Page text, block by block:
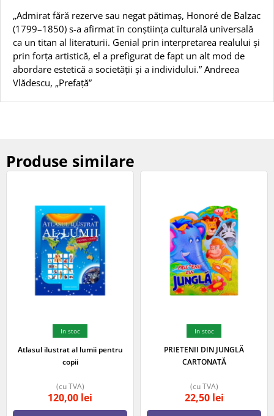
„Admirat fără rezerve sau negat pătimaș, Honoré de Balzac
(1799–1850) s-a afirmat în conștiința culturală universală
ca un titan al literaturii. Genial prin interpretarea realului și
prin forța artistică, el a prefigurat de fapt un alt mod de
abordare estetică a societății și a individului.” Andreea
Vlădescu, „Prefață”
Produse similare
In stoc
Atlasul ilustrat al lumii pentru
copii
120,00 lei
(cu TVA)
In stoc
PRIETENII DIN JUNGLĂ
CARTONATĂ
22,50 lei
(cu TVA)